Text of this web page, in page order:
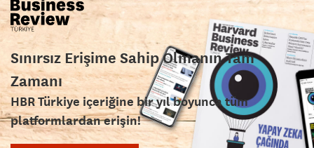
Sınırsız Erişime Sahip Olmanın Tam
Zamanı
HBR Türkiye içeriğine bir yıl boyunca tüm
platformlardan erişin!